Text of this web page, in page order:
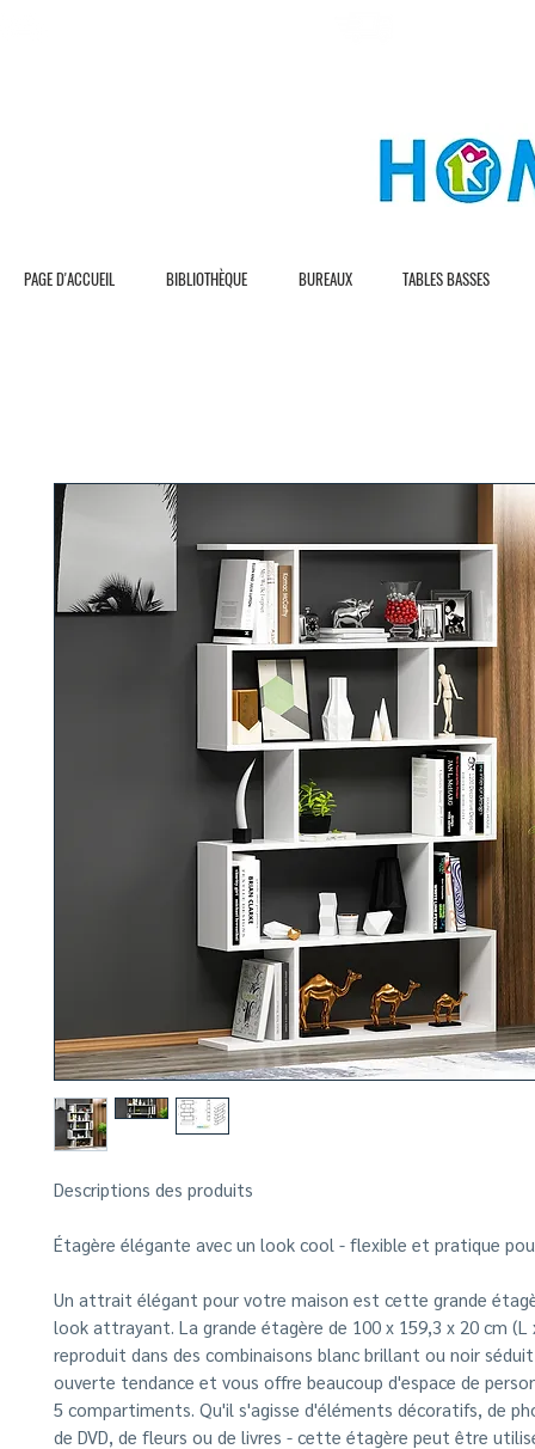
PAGE D'ACCUEIL BIBLIOTHÈQUE BUREAUX TABLES BASSES
Descriptions des produits
Étagère élégante avec un look cool - flexible et pratique
Un attrait élégant pour votre maison est cette grande
look attrayant. La grande étagère de 100 x 159,3 x 20 cm (L
reproduit dans des combinaisons blanc brillant ou noir
ouverte tendance et vous offre beaucoup d'espace de
5 compartiments. Qu'il s'agisse d'éléments décoratifs, de
de DVD, de fleurs ou de livres - cette étagère peut être